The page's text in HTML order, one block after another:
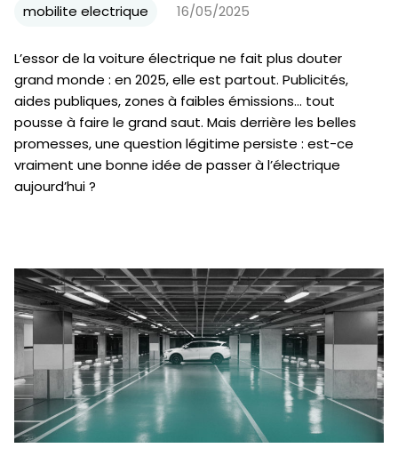
mobilite electrique 16/05/2025
L’essor de la voiture électrique ne fait plus douter
grand monde : en 2025, elle est partout. Publicités,
aides publiques, zones à faibles émissions… tout
pousse à faire le grand saut. Mais derrière les belles
promesses, une question légitime persiste : est-ce
vraiment une bonne idée de passer à l’électrique
aujourd’hui ?